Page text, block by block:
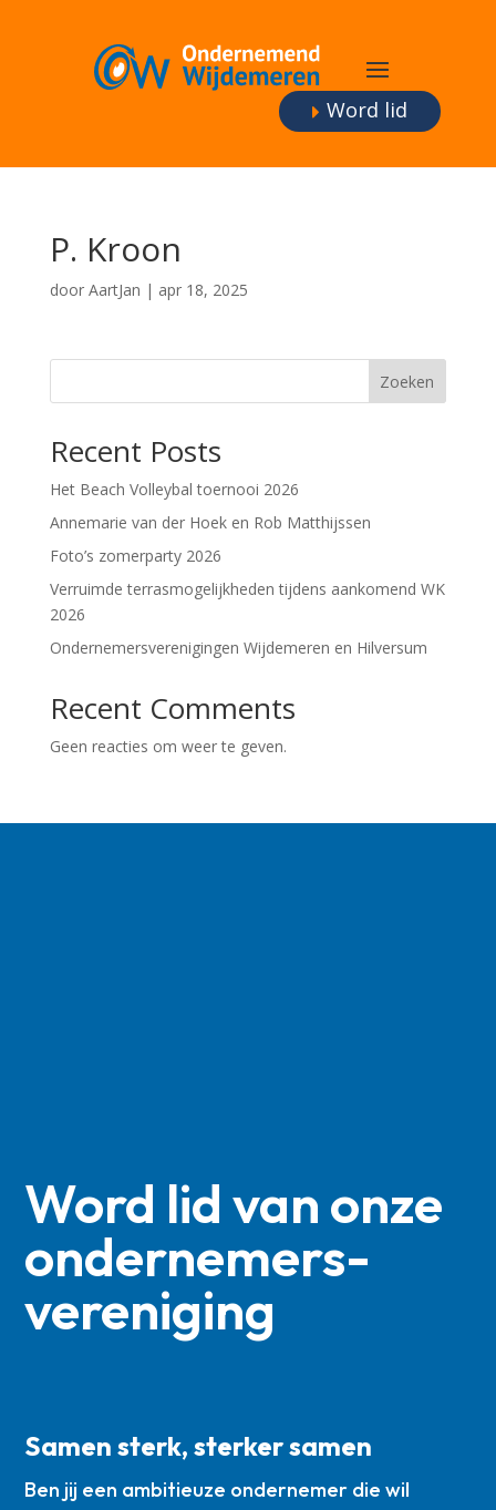
Word lid
P. Kroon
door AartJan | apr 18, 2025
Zoeken
Recent Posts
Het Beach Volleybal toernooi 2026
Annemarie van der Hoek en Rob Matthijssen
Foto’s zomerparty 2026
Verruimde terrasmogelijkheden tijdens aankomend WK
2026
Ondernemersverenigingen Wijdemeren en Hilversum
Recent Comments
Geen reacties om weer te geven.
Word lid van onze
ondernemers­
vereniging
Samen sterk, sterker samen
Ben jij een ambitieuze ondernemer die wil